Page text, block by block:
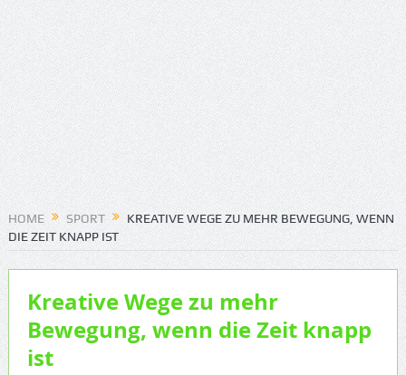
HOME SPORT
KREATIVE WEGE ZU MEHR BEWEGUNG, WENN
DIE ZEIT KNAPP IST
Kreative Wege zu mehr
Bewegung, wenn die Zeit knapp
ist